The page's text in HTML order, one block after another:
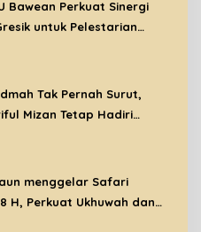
Bawean Perkuat Sinergi
untuk Pelestarian
Tak Pernah Surut,
Mizan Tetap Hadiri
Baru Islam 1448 H di
menggelar Safari
H, Perkuat Ukhuwah dan
Ziarah Wali